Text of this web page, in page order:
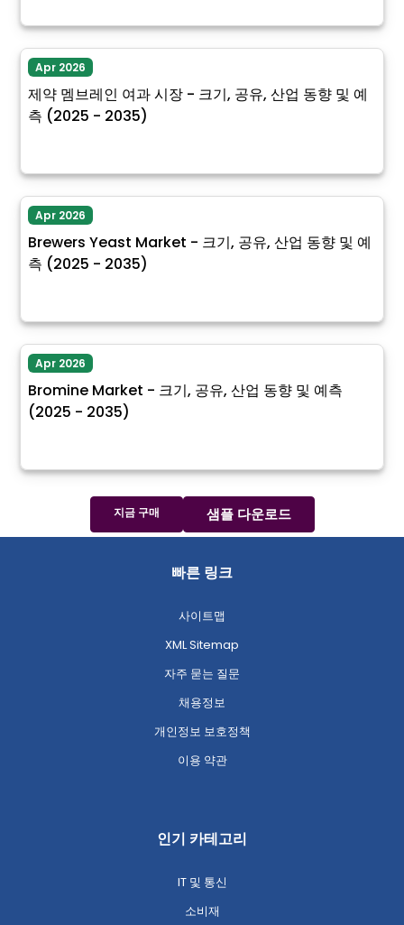
Apr 2026
제약 멤브레인 여과 시장 - 크기, 공유, 산업 동향 및 예
측 (2025 - 2035)
Apr 2026
Brewers Yeast Market - 크기, 공유, 산업 동향 및 예
측 (2025 - 2035)
Apr 2026
Bromine Market - 크기, 공유, 산업 동향 및 예측
(2025 - 2035)
지금 구매 샘플 다운로드
빠른 링크
사이트맵
XML Sitemap
자주 묻는 질문
채용정보
개인정보 보호정책
이용 약관
인기 카테고리
IT 및 통신
소비재